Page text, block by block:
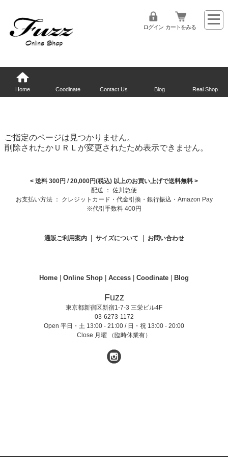
ログイン カートをみる
Home Coodinate Contact Us Blog Real Shop
ご指定のページは見つかりません。
削除されたかＵＲＬが変更されたため表示できません。
< 送料 300円 / 20,000円(税込) 以上のお買い上げで送料無料 >
配送 ： 佐川急便
お支払い方法 ： クレジットカード・代金引換・銀行振込・Amazon Pay
※代引手数料 400円
通販ご利用案内 サイズについて お問い合わせ
Home Online Shop Access Coodinate Blog
Fuzz
東京都新宿区新宿1-7-3 三栄ビル4F
03-6273-1172
Open 平日・土 13:00 - 21:00 / 日・祝 13:00 - 20:00
Close 月曜 （臨時休業有）